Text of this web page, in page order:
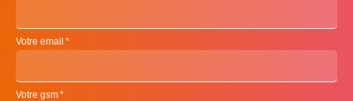
Votre email
Votre gsm